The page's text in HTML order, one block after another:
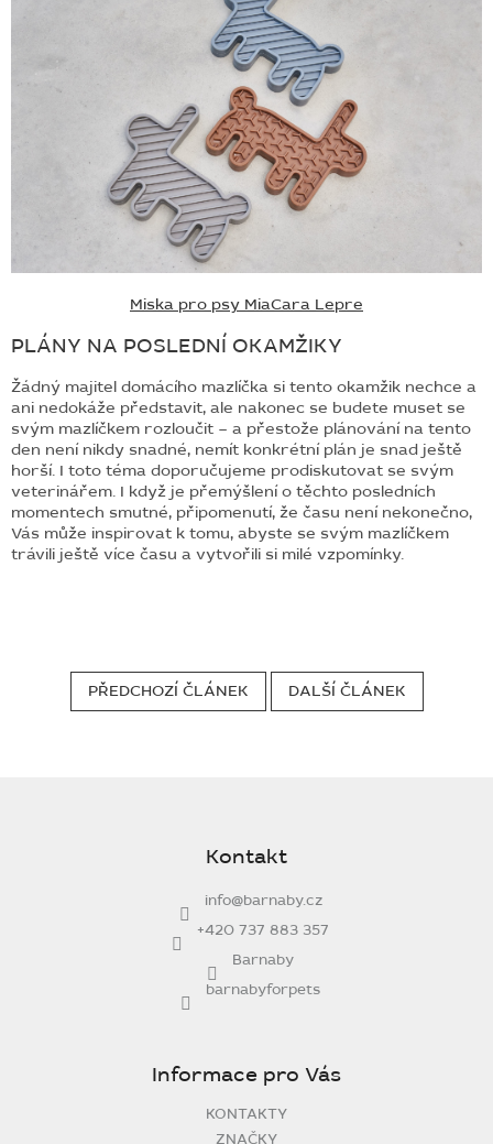
Miska pro psy MiaCara Lepre
PLÁNY NA POSLEDNÍ OKAMŽIKY
Žádný majitel domácího mazlíčka si tento okamžik nechce a
ani nedokáže představit, ale nakonec se budete muset se
svým mazlíčkem rozloučit – a přestože plánování na tento
den není nikdy snadné, nemít konkrétní plán je snad ještě
horší. I toto téma doporučujeme prodiskutovat se svým
veterinářem. I když je přemýšlení o těchto posledních
momentech smutné, připomenutí, že času není nekonečno,
Vás může inspirovat k tomu, abyste se svým mazlíčkem
trávili ještě více času a vytvořili si milé vzpomínky.
PŘEDCHOZÍ ČLÁNEK DALŠÍ ČLÁNEK
Kontakt
info@barnaby.cz
+420 737 883 357
Barnaby
barnabyforpets
Informace pro Vás
KONTAKTY
ZNAČKY